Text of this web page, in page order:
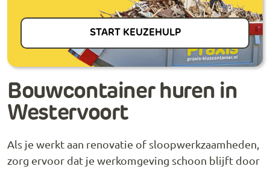
START KEUZEHULP
Bouwcontainer huren in
Westervoort
Als je werkt aan renovatie of sloopwerkzaamheden,
zorg ervoor dat je werkomgeving schoon blijft door